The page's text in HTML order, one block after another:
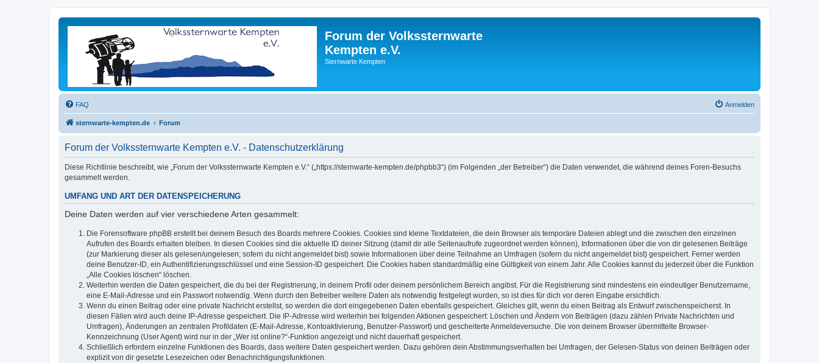
Forum der Volkssternwarte
Kempten e.V.
Sternwarte Kempten
FAQ Anmelden
sternwarte-kempten.de Forum
Forum der Volkssternwarte Kempten e.V. - Datenschutzerklärung
Diese Richtlinie beschreibt, wie „Forum der Volkssternwarte Kempten e.V.“ („https://sternwarte-kempten.de/phpbb3“) (im Folgenden „der Betreiber“) die Daten verwendet, die während deines Foren-Besuchs
gesammelt werden.
UMFANG UND ART DER DATENSPEICHERUNG
Deine Daten werden auf vier verschiedene Arten gesammelt:
Die Forensoftware phpBB erstellt bei deinem Besuch des Boards mehrere Cookies. Cookies sind kleine Textdateien, die dein Browser als temporäre Dateien ablegt und die zwischen den einzelnen
Aufrufen des Boards erhalten bleiben. In diesen Cookies sind die aktuelle ID deiner Sitzung (damit dir alle Seitenaufrufe zugeordnet werden können), Informationen über die von dir gelesenen Beiträge
(zur Markierung dieser als gelesen/ungelesen; sofern du nicht angemeldet bist) sowie Informationen über deine Teilnahme an Umfragen (sofern du nicht angemeldet bist) gespeichert. Ferner werden
deine Benutzer-ID, ein Authentifizierungsschlüssel und eine Session-ID gespeichert. Die Cookies haben standardmäßig eine Gültigkeit von einem Jahr. Alle Cookies kannst du jederzeit über die Funktion
„Alle Cookies löschen“ löschen.
Weiterhin werden die Daten gespeichert, die du bei der Registrierung, in deinem Profil oder deinem persönlichem Bereich angibst. Für die Registrierung sind mindestens ein eindeutiger Benutzername,
eine E-Mail-Adresse und ein Passwort notwendig. Wenn durch den Betreiber weitere Daten als notwendig festgelegt wurden, so ist dies für dich vor deren Eingabe ersichtlich.
Wenn du einen Beitrag oder eine private Nachricht erstellst, so werden die dort eingegebenen Daten ebenfalls gespeichert. Gleiches gilt, wenn du einen Beitrag als Entwurf zwischenspeicherst. In
diesen Fällen wird auch deine IP-Adresse gespeichert. Die IP-Adresse wird weiterhin bei folgenden Aktionen gespeichert: Löschen und Ändern von Beiträgen (dazu zählen Private Nachrichten und
Umfragen), Änderungen an zentralen Profildaten (E-Mail-Adresse, Kontoaktivierung, Benutzer-Passwort) und gescheiterte Anmeldeversuche. Die von deinem Browser übermittelte Browser-
Kennzeichnung (User Agent) wird nur in der „Wer ist online?“-Funktion angezeigt und nicht dauerhaft gespeichert.
Schließlich erfordern einzelne Funktionen des Boards, dass weitere Daten gespeichert werden. Dazu gehören dein Abstimmungsverhalten bei Umfragen, der Gelesen-Status von deinen Beiträgen oder
explizit von dir gesetzte Lesezeichen oder Benachrichtigungsfunktionen.